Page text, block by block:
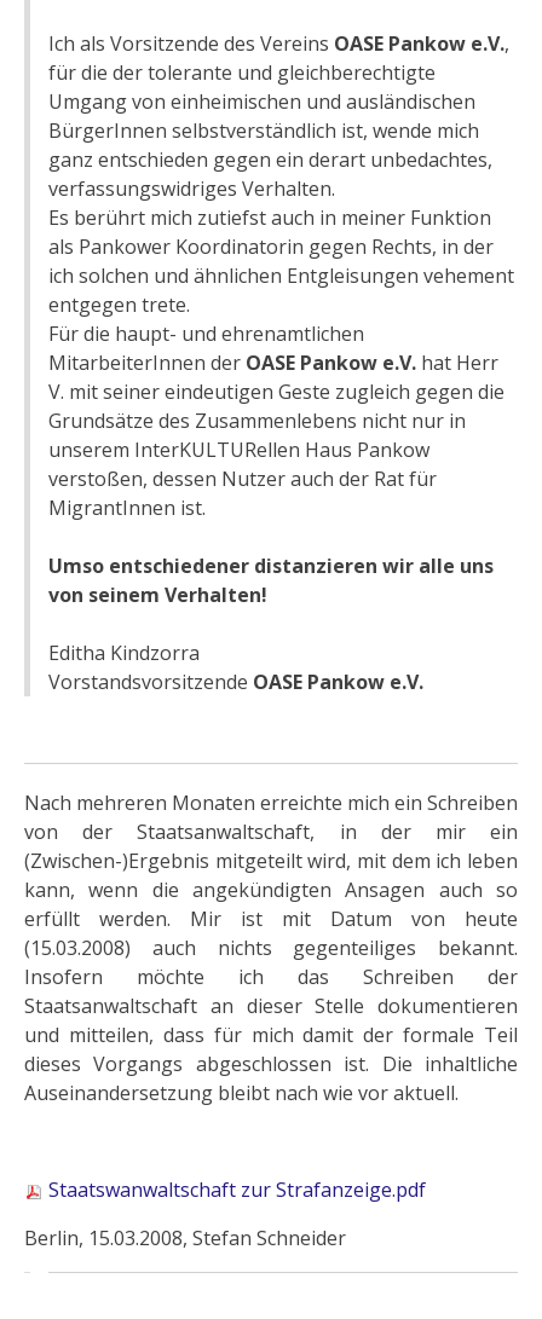
Ich als Vorsitzende des Vereins OASE Pankow e.V.,
für die der tolerante und gleichberechtigte
Umgang von einheimischen und ausländischen
BürgerInnen selbstverständlich ist, wende mich
ganz entschieden gegen ein derart unbedachtes,
verfassungswidriges Verhalten.
Es berührt mich zutiefst auch in meiner Funktion
als Pankower Koordinatorin gegen Rechts, in der
ich solchen und ähnlichen Entgleisungen vehement
entgegen trete.
Für die haupt- und ehrenamtlichen
MitarbeiterInnen der OASE Pankow e.V. hat Herr
V. mit seiner eindeutigen Geste zugleich gegen die
Grundsätze des Zusammenlebens nicht nur in
unserem InterKULTURellen Haus Pankow
verstoßen, dessen Nutzer auch der Rat für
MigrantInnen ist.
Umso entschiedener distanzieren wir alle uns
von seinem Verhalten!
Editha Kindzorra
Vorstandsvorsitzende OASE Pankow e.V.
Nach mehreren Monaten erreichte mich ein Schreiben
von der Staatsanwaltschaft, in der mir ein
(Zwischen-)Ergebnis mitgeteilt wird, mit dem ich leben
kann, wenn die angekündigten Ansagen auch so
erfüllt werden. Mir ist mit Datum von heute
(15.03.2008) auch nichts gegenteiliges bekannt.
Insofern möchte ich das Schreiben der
Staatsanwaltschaft an dieser Stelle dokumentieren
und mitteilen, dass für mich damit der formale Teil
dieses Vorgangs abgeschlossen ist. Die inhaltliche
Auseinandersetzung bleibt nach wie vor aktuell.
Staatswanwaltschaft zur Strafanzeige.pdf
Berlin, 15.03.2008, Stefan Schneider